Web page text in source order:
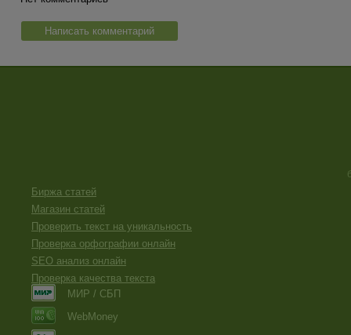
Написать комментарий
Биржа статей
Магазин статей
Проверить текст на уникальность
Проверка орфографии онлайн
SEO анализ онлайн
Проверка качества текста
МИР / СБП
WebMoney